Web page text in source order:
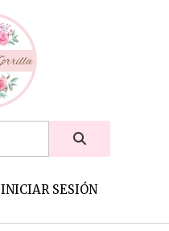
INICIAR SESIÓN